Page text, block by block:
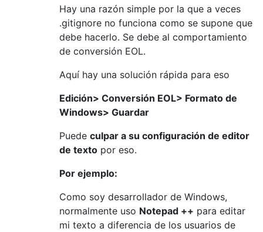
Hay una razón simple por la que a veces
.gitignore no funciona como se supone que
debe hacerlo. Se debe al comportamiento
de conversión EOL.
Aquí hay una solución rápida para eso
Edición> Conversión EOL> Formato de
Windows> Guardar
Puede culpar a su configuración de editor
de texto por eso.
Por ejemplo:
Como soy desarrollador de Windows,
normalmente uso Notepad ++ para editar
mi texto a diferencia de los usuarios de